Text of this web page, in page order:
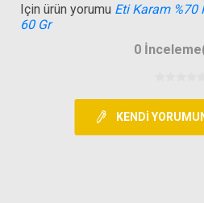
Için ürün yorumu Eti Karam %70
60 Gr
0
KENDI